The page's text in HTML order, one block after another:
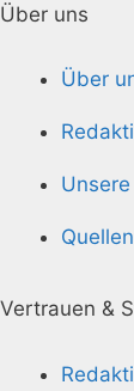
Über uns
Über
Vertrauen &